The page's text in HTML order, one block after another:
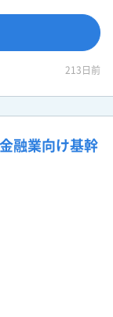
213日前
融業向け基幹